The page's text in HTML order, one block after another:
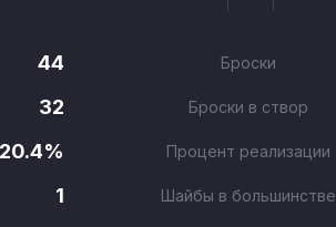
44 Броски
32
Броски в створ
20.4%
Процент реализации
1
Шайбы в большинстве